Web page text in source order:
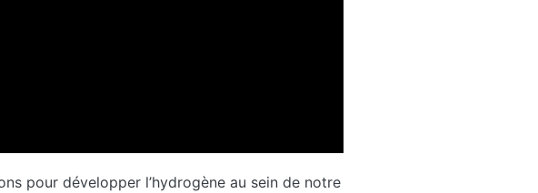
pour développer l’hydrogène au sein de notre